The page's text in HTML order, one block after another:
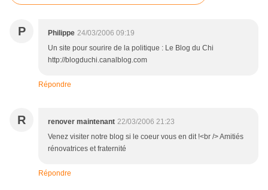
P Philippe 24/03/2006 09:19
Un site pour sourire de la politique : Le Blog du Chi
http://blogduchi.canalblog.com
Répondre
R renover maintenant 22/03/2006 21:23
Venez visiter notre blog si le coeur vous en dit !<br /> Amitiés
rénovatrices et fraternité
Répondre